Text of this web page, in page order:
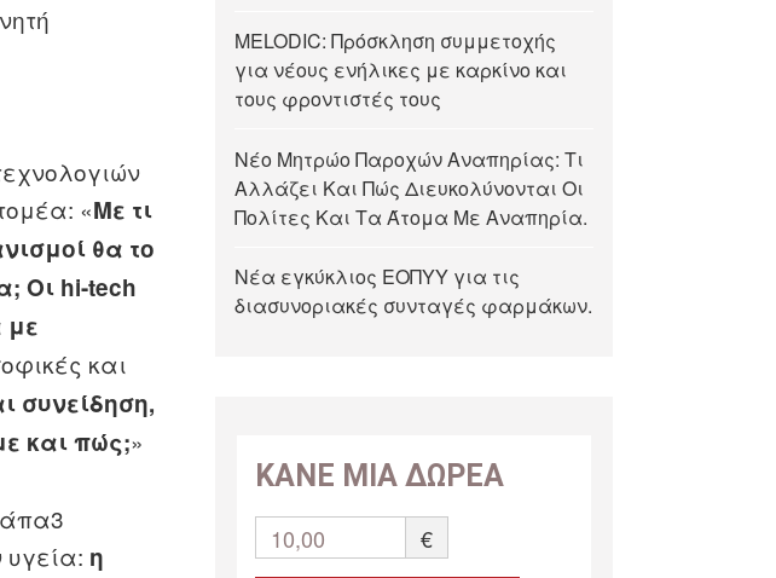
«Με τι
θα το
Οι hi-tech
με
και
συνείδηση,
και πώς;»
υγεία: η
MELODIC: Πρόσκληση συμμετοχής
για νέους ενήλικες με καρκίνο και
τους φροντιστές τους
Νέο Μητρώο Παροχών Αναπηρίας: Τι
Αλλάζει Και Πώς Διευκολύνονται Οι
Πολίτες Και Τα Άτομα Με Αναπηρία.
Νέα εγκύκλιος ΕΟΠΥΥ για τις
διασυνοριακές συνταγές φαρμάκων.
ΚΑΝΕ ΜΙΑ ΔΩΡΕΑ
10,00 €